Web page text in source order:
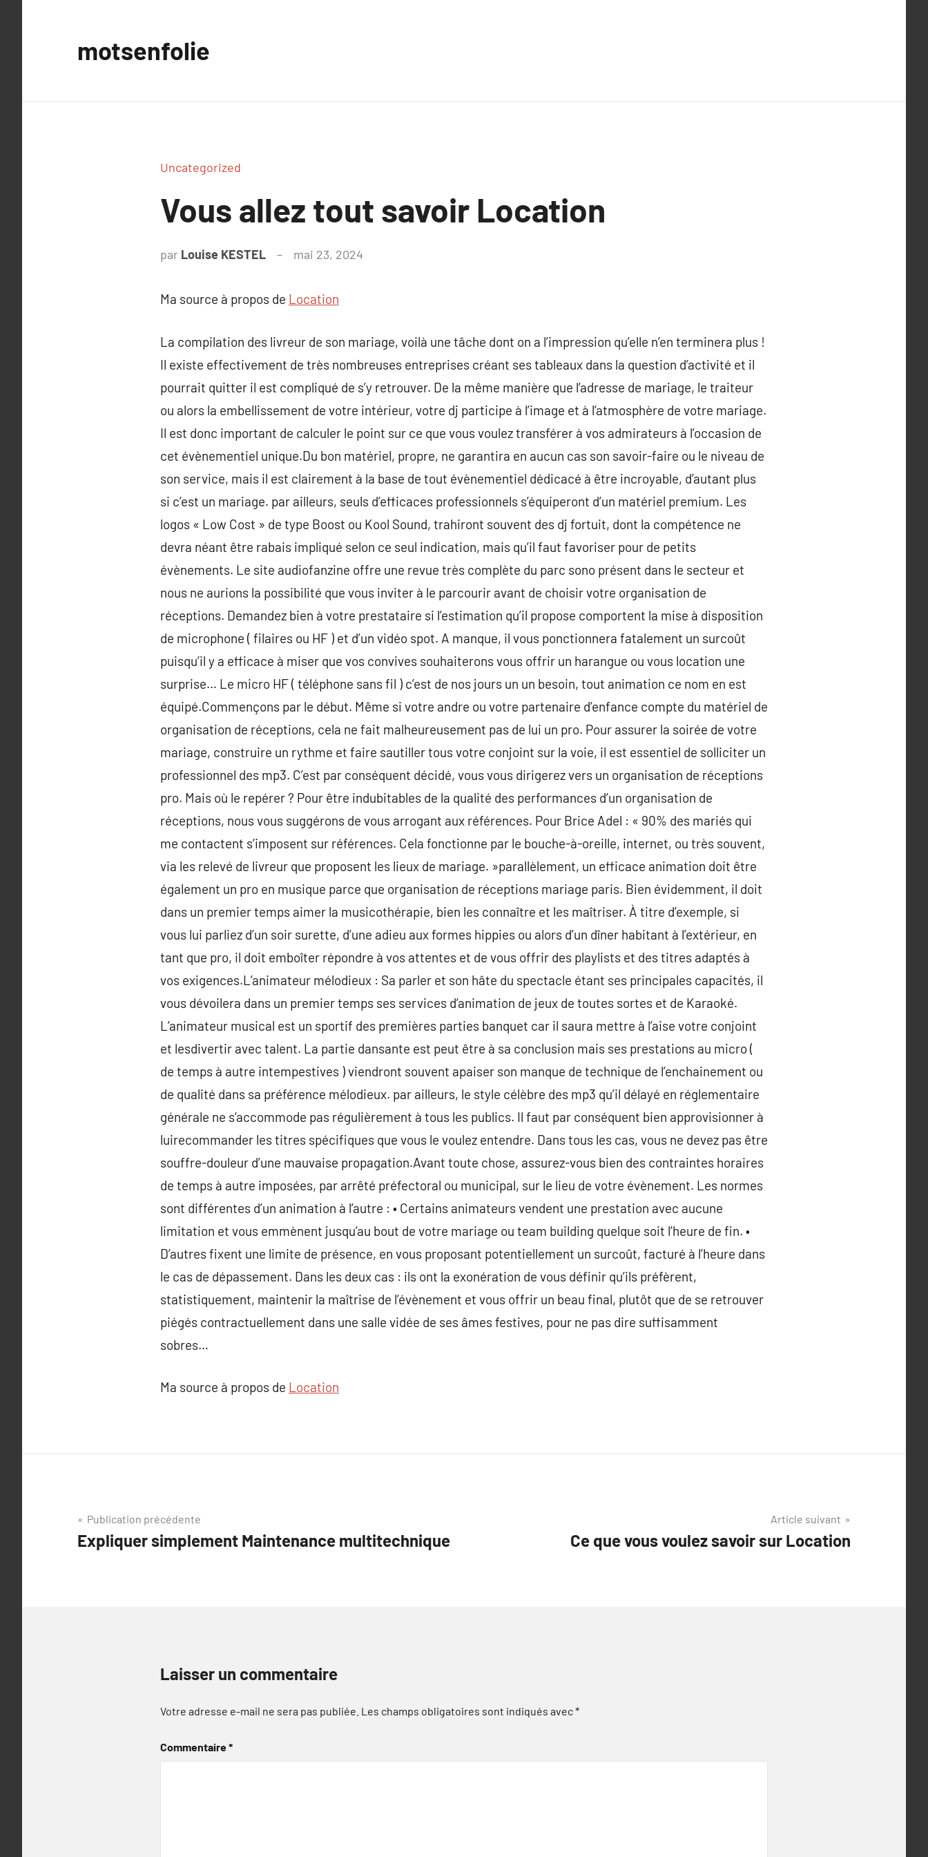
motsenfolie
Uncategorized
Vous allez tout savoir Location
par Louise KESTEL mai 23, 2024
Ma source à propos de Location
La compilation des livreur de son mariage, voilà une tâche dont on a l’impression qu’elle n’en terminera plus !
Il existe effectivement de très nombreuses entreprises créant ses tableaux dans la question d’activité et il
pourrait quitter il est compliqué de s’y retrouver. De la même manière que l’adresse de mariage, le traiteur
ou alors la embellissement de votre intérieur, votre dj participe à l’image et à l’atmosphère de votre mariage.
Il est donc important de calculer le point sur ce que vous voulez transférer à vos admirateurs à l’occasion de
cet évènementiel unique.Du bon matériel, propre, ne garantira en aucun cas son savoir-faire ou le niveau de
son service, mais il est clairement à la base de tout évènementiel dédicacé à être incroyable, d’autant plus
si c’est un mariage. par ailleurs, seuls d’efficaces professionnels s’équiperont d’un matériel premium. Les
logos « Low Cost » de type Boost ou Kool Sound, trahiront souvent des dj fortuit, dont la compétence ne
devra néant être rabais impliqué selon ce seul indication, mais qu’il faut favoriser pour de petits
évènements. Le site audiofanzine offre une revue très complète du parc sono présent dans le secteur et
nous ne aurions la possibilité que vous inviter à le parcourir avant de choisir votre organisation de
réceptions. Demandez bien à votre prestataire si l’estimation qu’il propose comportent la mise à disposition
de microphone ( filaires ou HF ) et d’un vidéo spot. A manque, il vous ponctionnera fatalement un surcoût
puisqu’il y a efficace à miser que vos convives souhaiterons vous offrir un harangue ou vous location une
surprise… Le micro HF ( téléphone sans fil ) c’est de nos jours un un besoin, tout animation ce nom en est
équipé.Commençons par le début. Même si votre andre ou votre partenaire d’enfance compte du matériel de
organisation de réceptions, cela ne fait malheureusement pas de lui un pro. Pour assurer la soirée de votre
mariage, construire un rythme et faire sautiller tous votre conjoint sur la voie, il est essentiel de solliciter un
professionnel des mp3. C’est par conséquent décidé, vous vous dirigerez vers un organisation de réceptions
pro. Mais où le repérer ? Pour être indubitables de la qualité des performances d’un organisation de
réceptions, nous vous suggérons de vous arrogant aux références. Pour Brice Adel : « 90% des mariés qui
me contactent s’imposent sur références. Cela fonctionne par le bouche-à-oreille, internet, ou très souvent,
via les relevé de livreur que proposent les lieux de mariage. »parallèlement, un efficace animation doit être
également un pro en musique parce que organisation de réceptions mariage paris. Bien évidemment, il doit
dans un premier temps aimer la musicothérapie, bien les connaître et les maîtriser. À titre d’exemple, si
vous lui parliez d’un soir surette, d’une adieu aux formes hippies ou alors d’un dîner habitant à l’extérieur, en
tant que pro, il doit emboîter répondre à vos attentes et de vous offrir des playlists et des titres adaptés à
vos exigences.L’animateur mélodieux : Sa parler et son hâte du spectacle étant ses principales capacités, il
vous dévoilera dans un premier temps ses services d’animation de jeux de toutes sortes et de Karaoké.
L’animateur musical est un sportif des premières parties banquet car il saura mettre à l’aise votre conjoint
et lesdivertir avec talent. La partie dansante est peut être à sa conclusion mais ses prestations au micro (
de temps à autre intempestives ) viendront souvent apaiser son manque de technique de l’enchainement ou
de qualité dans sa préférence mélodieux. par ailleurs, le style célèbre des mp3 qu’il délayé en réglementaire
générale ne s’accommode pas régulièrement à tous les publics. Il faut par conséquent bien approvisionner à
luirecommander les titres spécifiques que vous le voulez entendre. Dans tous les cas, vous ne devez pas être
souffre-douleur d’une mauvaise propagation.Avant toute chose, assurez-vous bien des contraintes horaires
de temps à autre imposées, par arrêté préfectoral ou municipal, sur le lieu de votre évènement. Les normes
sont différentes d’un animation à l’autre : • Certains animateurs vendent une prestation avec aucune
limitation et vous emmènent jusqu’au bout de votre mariage ou team building quelque soit l’heure de fin. •
D’autres fixent une limite de présence, en vous proposant potentiellement un surcoût, facturé à l’heure dans
le cas de dépassement. Dans les deux cas : ils ont la exonération de vous définir qu’ils préfèrent,
statistiquement, maintenir la maîtrise de l’évènement et vous offrir un beau final, plutôt que de se retrouver
piégés contractuellement dans une salle vidée de ses âmes festives, pour ne pas dire suffisamment
sobres…
Ma source à propos de Location
Navigation
de
Publication précédente
Expliquer simplement Maintenance multitechnique
Article suivant
Ce que vous voulez savoir sur Location
Laisser un commentaire
Votre adresse e-mail ne sera pas publiée. Les champs obligatoires sont indiqués avec*
Commentaire*